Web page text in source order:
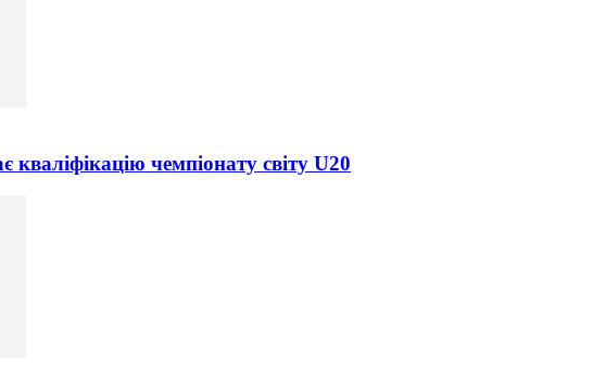
кваліфікацію чемпіонату світу U20